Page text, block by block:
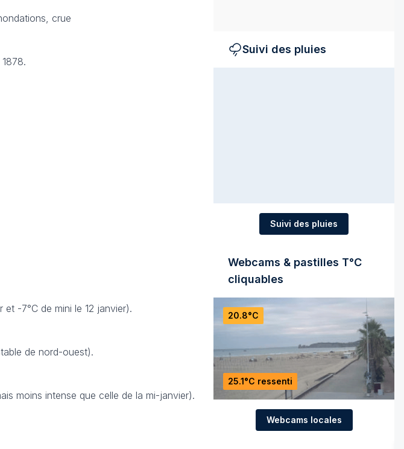
crue
et -7°C de mini le 12 janvier).
de nord-ouest).
moins intense que celle de la mi-janvier).
Suivi des pluies
Suivi des pluies
Webcams & pastilles T°C
cliquables
20.8°C
25.1°C ressenti
Webcams locales